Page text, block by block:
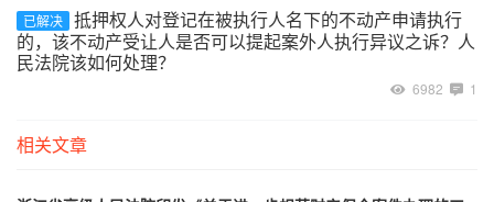
已解决 抵押权人对登记在被执行人名下的不动产申请执行
的，该不动产受让人是否可以提起案外人执行异议之诉？人
民法院该如何处理？
6982 1
相关文章